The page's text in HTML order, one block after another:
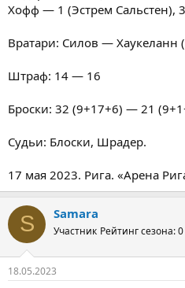
Хофф — 1 (Эстрем Сальстен),
Вратари: Силов — Хаукеланн
Штраф: 14 — 16
Броски: 32 (9+17+6) — 21
Судьи: Блоски, Шрадер.
17 мая 2023. Рига. «Арена
S Samara
Участник Рейтинг сезона: 0
18.05.2023